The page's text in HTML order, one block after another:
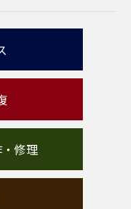
修理